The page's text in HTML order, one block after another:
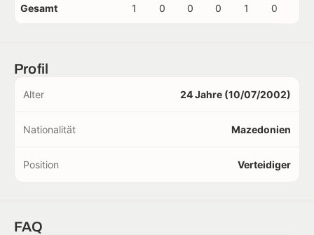
Gesamt 1 0 0 0 1 0
Profil
Alter 24 Jahre (10/07/2002)
Nationalität Mazedonien
Position Verteidiger
FAQ